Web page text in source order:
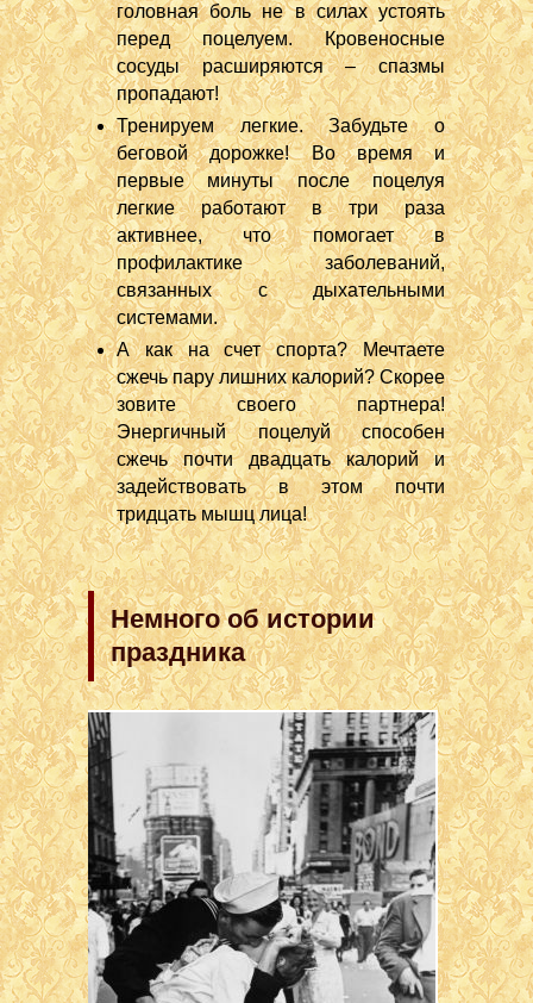
головная боль не в силах устоять
перед поцелуем. Кровеносные
сосуды расширяются – спазмы
пропадают!
Тренируем легкие. Забудьте о
беговой дорожке! Во время и
первые минуты после поцелуя
легкие работают в три раза
активнее, что помогает в
профилактике заболеваний,
связанных с дыхательными
системами.
А как на счет спорта? Мечтаете
сжечь пару лишних калорий? Скорее
зовите своего партнера!
Энергичный поцелуй способен
сжечь почти двадцать калорий и
задействовать в этом почти
тридцать мышц лица!
Немного об истории
праздника